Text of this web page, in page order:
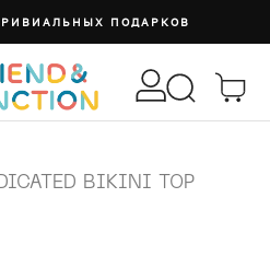
ПОДАРКОВ
BIKINI TOP